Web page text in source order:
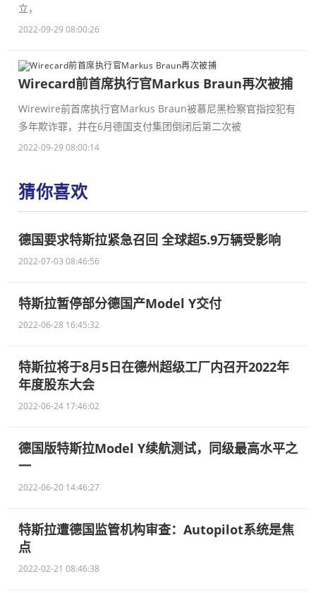
立，
2022-09-29 08:00:26
Wirecard前首席执行官Markus Braun再次被捕
Wirewire前首席执行官Markus Braun被慕尼黑检察官指控犯有
多年欺诈罪，并在6月德国支付集团倒闭后第二次被
2022-09-29 08:00:14
猜你喜欢
德国要求特斯拉紧急召回 全球超5.9万辆受影响
2022-07-03 08:46:56
特斯拉暂停部分德国产Model Y交付
2022-06-28 16:45:32
特斯拉将于8月5日在德州超级工厂内召开2022年
年度股东大会
2022-06-24 17:46:02
德国版特斯拉Model Y续航测试，同级最高水平之
一
2022-06-20 14:46:27
特斯拉遭德国监管机构审查：Autopilot系统是焦
点
2022-02-21 08:46:38